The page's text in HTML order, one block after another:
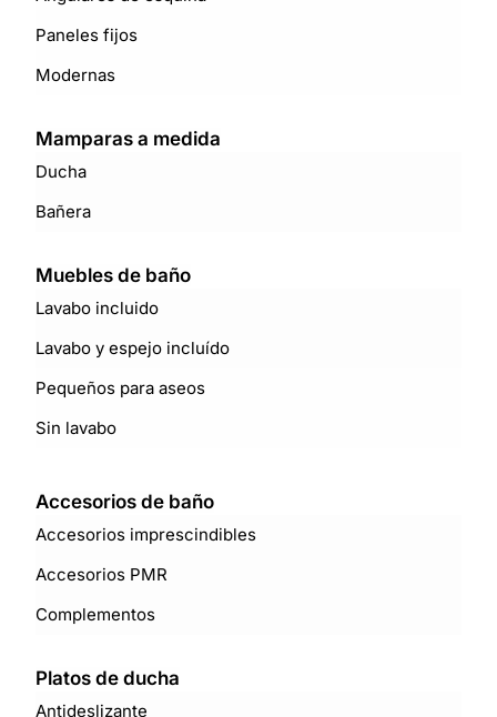
Paneles fijos
Modernas
Mamparas a medida
Ducha
Bañera
Muebles de baño
Lavabo incluido
Lavabo y espejo incluído
Pequeños para aseos
Sin lavabo
Accesorios de baño
Accesorios imprescindibles
Accesorios PMR
Complementos
Platos de ducha
Antideslizante